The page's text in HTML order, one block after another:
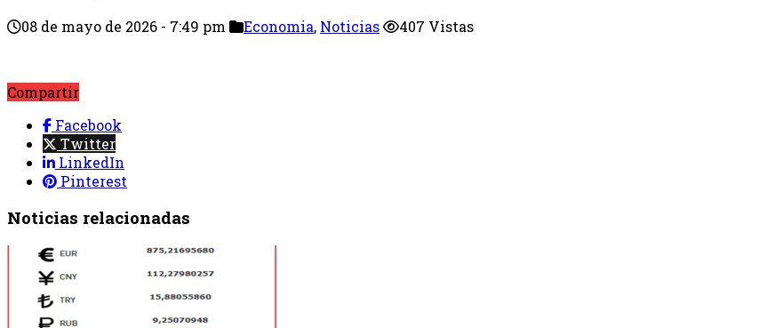
08 de mayo de 2026 - 7:49 pm Economia, Noticias 407 Vistas
Compartir
Facebook
Twitter
LinkedIn
Pinterest
Noticias relacionadas